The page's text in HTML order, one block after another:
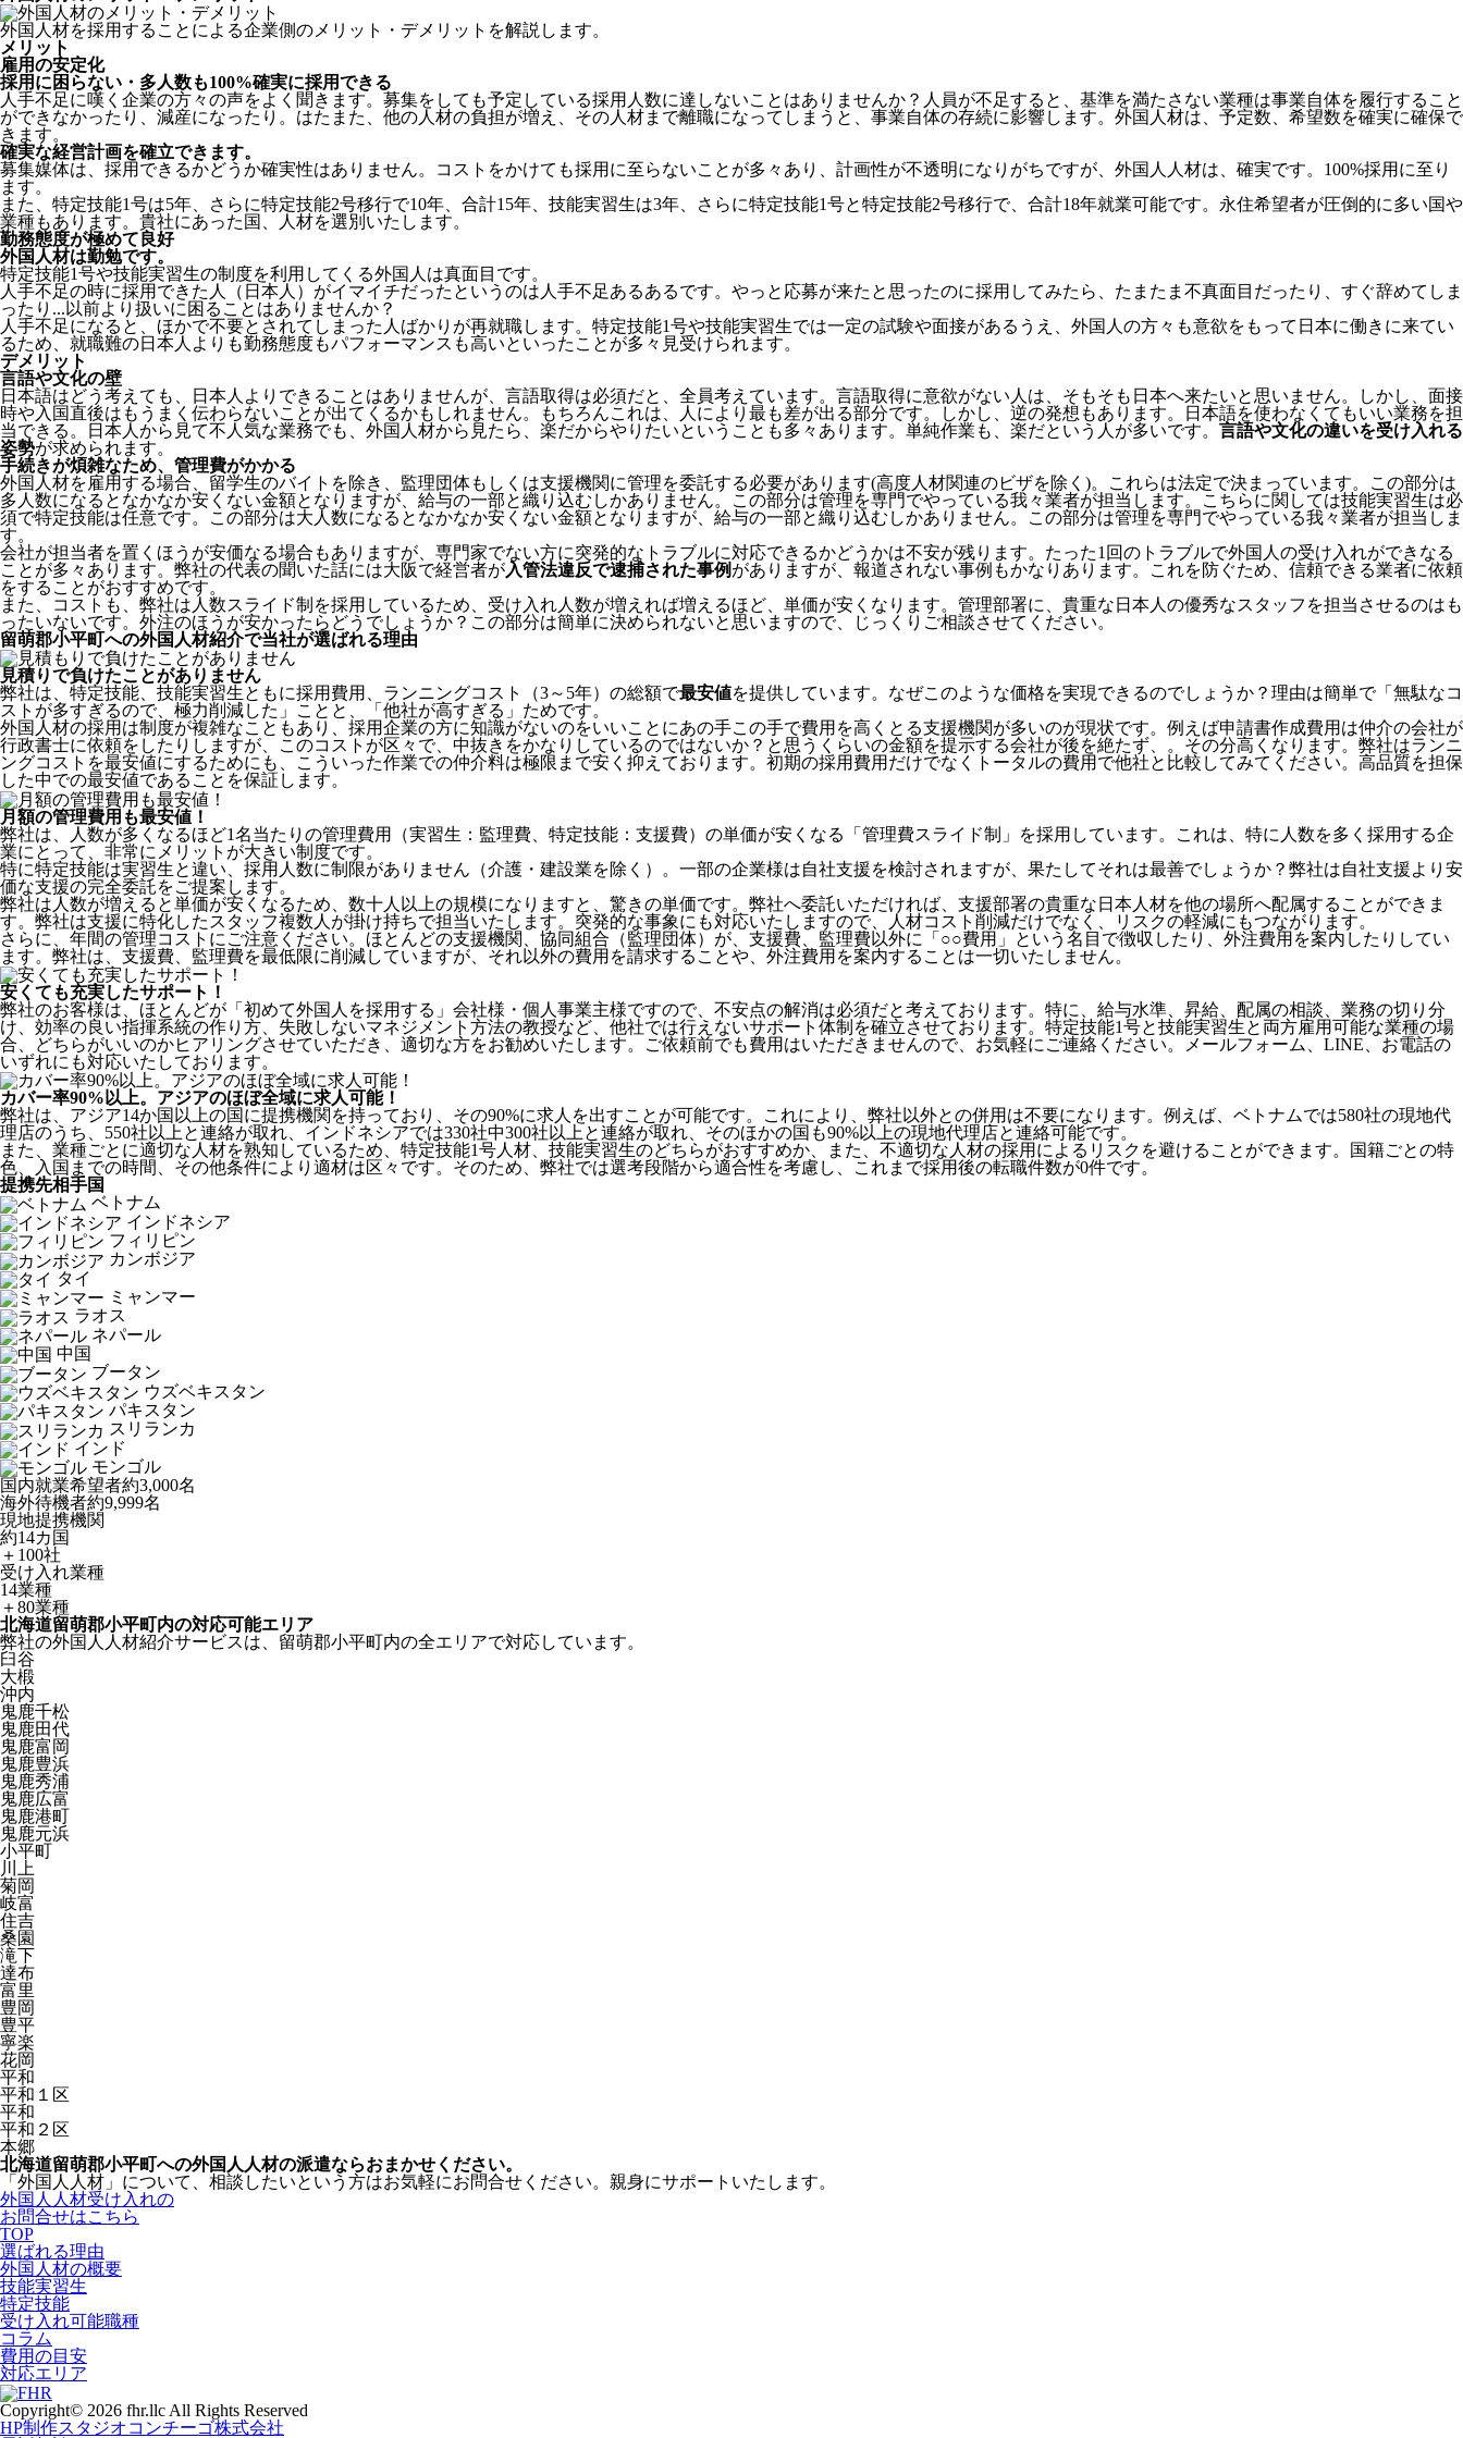
外国人材を採用することによる企業側のメリット・デメリットを解説します。
メリット
雇用の安定化
採用に困らない・多人数も100%確実に採用できる
人手不足に嘆く企業の方々の声をよく聞きます。募集をしても予定している採用人数に達しないことはありませんか？人員が不足すると、基準を満たさない業種は事業自体を履行すること
ができなかったり、減産になったり。はたまた、他の人材の負担が増え、その人材まで離職になってしまうと、事業自体の存続に影響します。 外国人材は、予定数、希望数を確実に確保で
きます。
確実な経営計画を確立できます。
募集媒体は、採用できるかどうか確実性はありません。コストをかけても採用に至らないことが多々あり、計画性が不透明になりがちですが、外国人人材は、確実です。100%採用に至り
ます。
また、特定技能1号は5年、さらに特定技能2号移行で10年、合計15年、技能実習生は3年、さらに特定技能1号と特定技能2号移行で、合計18年就業可能です。永住希望者が圧倒的に多い国や
業種もあります。貴社にあった国、人材を選別いたします。
勤務態度が極めて良好
外国人材は勤勉です。
特定技能1号や技能実習生の制度を利用してくる外国人は真面目 です。
人手不足の時に採用できた人（日本人）がイマイチだったというのは人手不足あるあるです。やっと応募が来たと思ったのに採用してみたら、たまたま不真面目だったり、すぐ辞めてしま
ったり...以前より扱いに困ることはありませんか？
人手不足になると、ほかで不要とされてしまった人ばかりが再就職します。特定技能1号や技能実習生では一定の試験や面接があるうえ、外国人の方々も意欲をもって日本に働きに来てい
るため、就職難の日本人よりも勤務態度もパフォーマンスも高いといったことが多々見受けられます。
デメリット
言語や文化の壁
日本語はどう考えても、日本人よりできることはありませんが、言語取得は必須だと、全員考えています。言語取得に意欲がない人は、そもそも日本へ来たいと思いません。しかし、面接
時や入国直後はもうまく伝わらないことが出てくるかもしれません。
もちろんこれは、人により最も差が出る部分です。しかし、逆の発想もあります。日本語を使わなくてもいい業務を担
当できる。日本人から見て不人気な業務でも、外国人材から見たら、楽だからやりたいということも多々あります。単純作業も、楽だという人が多いです。 言語や文化の違いを受け入れる
姿勢が求められます。
手続きが煩雑なため、管理費がかかる
外国人材を雇用する場合、留学生のバイトを除き、 監理団体もしくは支援機関に管理を委託する必要があります(高度人材関連のビザを除く)。これらは法定で決まっています。この部分は
多人数になるとなかなか安くない金額となりますが、給与の一部と織り込むしかありません。この部分は管理を専門でやっている我々業者が担当します。こちらに関しては技能実習生は必
須で特定技能は任意です。この部分は大人数になるとなかなか安くない金額となりますが、給与の一部と織り込むしかありません。この部分は管理を専門でやっている我々業者が担当しま
す。
会社が担当者を置くほうが安価なる場合もありますが、専門家でない方に突発的なトラブルに対応できるかどうかは不安が残ります。たった1回のトラブルで外国人の受け入れができなる
ことが多々あります。弊社の代表の聞いた話には大阪で経営者が入管法違反で逮捕された事例 がありますが、報道されない事例もかなりあります。これを防ぐため、信頼できる業者に依頼
をすることがおすすめです。
また、コストも、弊社は人数スライド制を採用しているため、受け入れ人数が増えれば増えるほど、単価が安くなります。管理部署に、貴重な日本人の優秀なスタッフを担当させるのはも
ったいないです。外注のほうが安かったらどうでしょうか？この部分は簡単に決められないと思いますので、じっくりご相談させてください。
留萌郡小平町への外国人材紹介で当社が選ばれる理由
見積りで負けたことがありません
弊社は、特定技能、技能実習生ともに採用費用、ランニングコスト（3～5年）の総額で最安値を提供しています。なぜこのような価格を実現できるのでしょうか？理由は簡単で「無駄なコ
ストが多すぎるので、極力削減した」ことと、
「他社が高すぎる」 ためです。
外国人材の採用は制度が複雑なこともあり、採用企業の方に知識がないのをいいことにあの手この手で費用を高くとる支援機関が多いのが現状です。例えば申請書作成費用は仲介の会社が
行政書士に依頼をしたりしますが、このコストが区々で、中抜きをかなりしているのではないか？と思うくらいの金額を提示する会社が後を絶たず、。その分高くなります。弊社はランニ
ングコストを最安値にするためにも、こういった作業での仲介料は極限まで安く抑えております。 初期の採用費用だけでなくトータルの費用で他社と比較してみてください。 高品質を担保
した中での最安値であることを保証します。
月額の管理費用も最安値！
弊社は、
人数が多くなるほど1名当たりの管理費用（実習生：監理費、特定技能：支援費）の単価が安くなる「管理費スライド制」を採用 しています。これは、特に人数を多く採用する企
業にとって、非常にメリットが大きい制度です。
特に特定技能は実習生と違い、採用人数に制限がありません（介護・建設業を除く）。一部の企業様は自社支援を検討されますが、果たしてそれは最善でしょうか？弊社は自社支援より安
価な支援の完全委託をご提案します。
弊社は人数が増えると単価が安くなるため、数十人以上の規模になりますと、驚きの単価です。弊社へ委託いただければ、支援部署の貴重な日本人材を他の場所へ配属することができま
す。弊社は支援に特化したスタッフ複数人が掛け持ちで担当いたします。突発的な事象にも対応いたしますので、人材コスト削減だけでなく、リスクの軽減にもつながります。
さらに、年間の管理コストにご注意ください。ほとんどの支援機関、協同組合（監理団体）が、支援費、監理費以外に「○○費用」という名目で徴収したり、外注費用を案内したりしてい
ます。弊社は、支援費、監理費を最低限に削減していますが、それ以外の費用を請求することや、外注費用を案内することは一切いたしません。
安くても充実したサポート！
弊社のお客様は、ほとんどが 「初めて外国人を採用する」 会社様・個人事業主様ですので、不安点の解消は必須だと考えております。特に、給与水準、昇給、配属の相談、業務の切り分
け、効率の良い指揮系統の作り方、失敗しないマネジメント方法の教授など、 他社では行えないサポート体制 を確立させております。特定技能1号と技能実習生と両方雇用可能な業種の場
合、どちらがいいのかヒアリングさせていただき、適切な方をお勧めいたします。ご依頼前でも費用はいただきませんので、お気軽にご連絡ください。メールフォーム、LINE、お電話の
いずれにも対応いたしております。
カバー率90%以上。アジアのほぼ全域に求人可能！
弊社は、 アジア14か国以上の国に提携機関を持っており、その90%に求人を出すことが可能です。これにより、弊社以外との併用は不要になります。例えば、ベトナムでは580社の現地代
理店のうち、550社以上と連絡が取れ、インドネシアでは330社中300社以上と連絡が取れ、そのほかの国も90%以上の現地代理店と連絡可能です。
また、業種ごとに適切な人材を熟知しているため、特定技能1号人材、技能実習生のどちらがおすすめか、また、不適切な人材の採用によるリスクを避けることができます。国籍ごとの特
色、入国までの時間、その他条件により適材は区々です。そのため、弊社では選考段階から適合性を考慮し、これまで採用後の転職件数が0件です。
提携先相手国
ベトナム
インドネシア
フィリピン
カンボジア
タイ
ミャンマー
ラオス
ネパール
中国
ブータン
ウズベキスタン
パキスタン
スリランカ
インド
モンゴル
国内就業希望者約3,000名
海外待機者約9,999名
現地提携機関
約14カ国
＋100社
受け入れ業種
14業種
＋80業種
北海道留萌郡小平町内の対応可能エリア
弊社の外国人人材紹介サービスは、留萌郡小平町内の全エリアで対応しています。
臼谷
大椴
沖内
鬼鹿千松
鬼鹿田代
鬼鹿富岡
鬼鹿豊浜
鬼鹿秀浦
鬼鹿広富
鬼鹿港町
鬼鹿元浜
小平町
川上
菊岡
岐富
住吉
桑園
滝下
達布
富里
豊岡
豊平
寧楽
花岡
平和
平和１区
平和
平和２区
本郷
北海道留萌郡小平町への外国人人材の派遣ならおまかせください。
「外国人人材」について、相談したいという方はお気軽にお問合せください。親身にサポートいたします。
外国人人材受け入れの
お問合せはこちら
TOP
選ばれる理由
外国人材の概要
技能実習生
特定技能
受け入れ可能職種
コラム
費用の目安
対応エリア
Copyright© 2026 fhr.llc All Rights Reserved
HP制作スタジオコンチーゴ株式会社